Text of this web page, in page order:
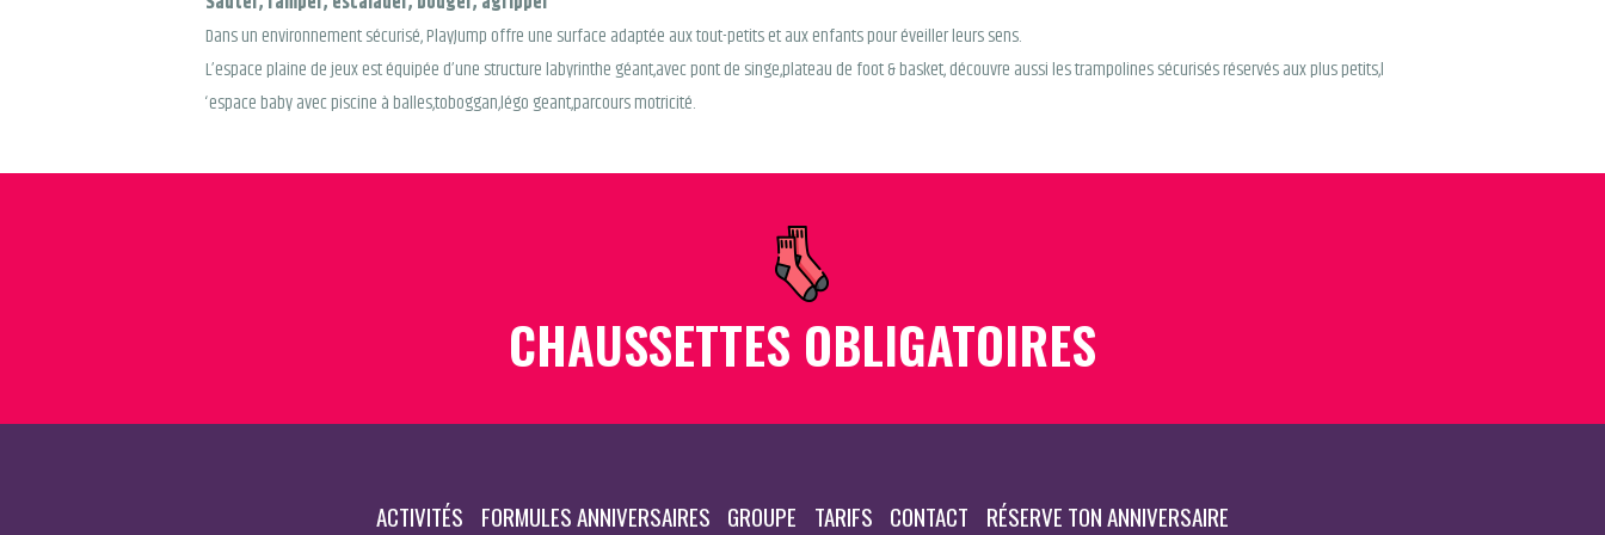
Dans un environnement sécurisé, PlayJump offre une surface adaptée aux tout-petits et aux enfants pour éveiller leurs sens.
L’espace plaine de jeux est équipée d’une structure labyrinthe géant,avec pont de singe,plateau de foot & basket, découvre aussi les trampolines sécurisés réservés aux plus petits,l
‘espace baby avec piscine à balles,toboggan,légo geant,parcours motricité.
CHAUSSETTES OBLIGATOIRES
ACTIVITÉS FORMULES ANNIVERSAIRES GROUPE TARIFS CONTACT RÉSERVE TON ANNIVERSAIRE